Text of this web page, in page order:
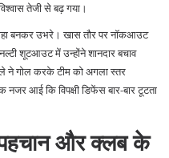
तेजी से बढ़ गया।
बनकर उभरे। खास तौर पर नॉकआउट
शूटआउट में उन्होंने शानदार बचाव
ने गोल करके टीम को अगला स्तर
आई कि विपक्षी डिफेंस बार-बार टूटता
और क्लब के